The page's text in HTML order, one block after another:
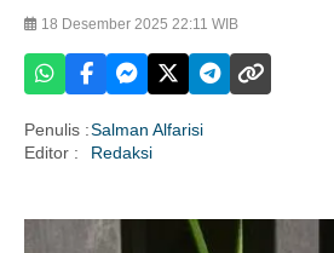
18 Desember 2025 22:11 WIB
Penulis :Salman Alfarisi
Editor :
Redaksi